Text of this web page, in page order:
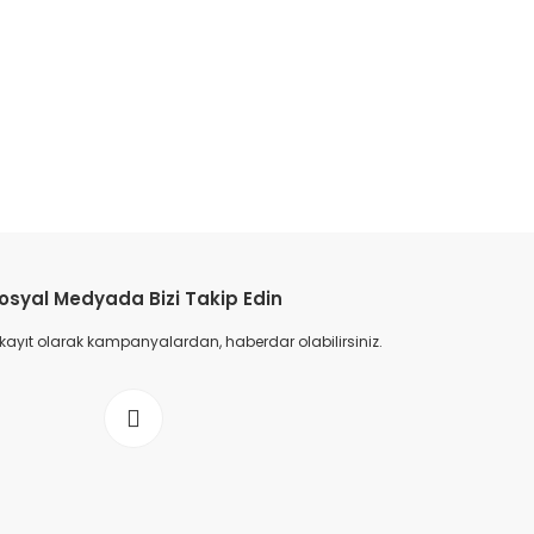
Medyada Bizi Takip Edin
olarak kampanyalardan, haberdar olabilirsiniz.